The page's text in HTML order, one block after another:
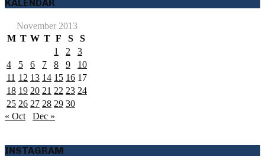
KALENDAR
November 2013
M T W T F S
S
1
2
3
4
5 6 7 8 9
10
11 12 13 14 15 16 17
18 19 20 21 22 23 24
25 26 27 28 29 30
« Oct
Dec »
INSTAGRAM